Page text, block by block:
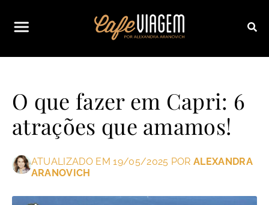
O que fazer em Capri: 6
atrações que amamos!
ATUALIZADO EM 19/05/2025 PORALEXANDRA
ARANOVICH